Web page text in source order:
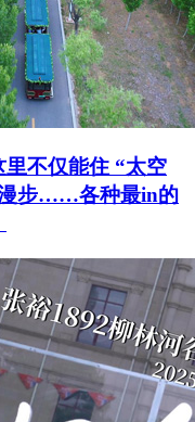
不仅能住 “太空
漫步……各种最in的